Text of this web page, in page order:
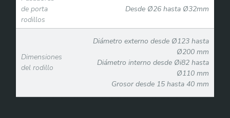
de porta
rodillos
Desde Ø26 hasta Ø32mm
Dimensiones
del rodillo
Diámetro externo desde Ø123 hasta
Ø200 mm
Diámetro interno desde Øi82 hasta
Ø110 mm
Grosor desde 15 hasta 40 mm